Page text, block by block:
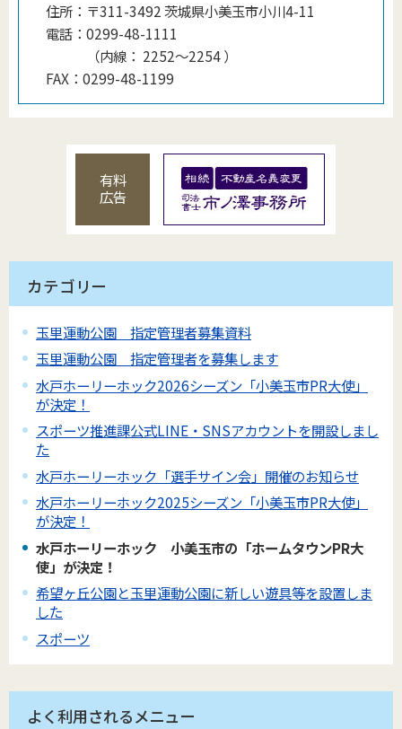
住所： 〒311-3492 茨城県小美玉市小川4-11
電話： 0299-48-1111
（内線 ： 2252～2254）
FAX： 0299-48-1199
有料
広告
カテゴリー
玉里運動公園 指定管理者募集資料
玉里運動公園 指定管理者を募集します
水戸ホーリーホック2026シーズン「小美玉市PR大使」
が決定！
スポーツ推進課公式LINE・SNSアカウントを開設しまし
た
水戸ホーリーホック「選手サイン会」開催のお知らせ
水戸ホーリーホック2025シーズン「小美玉市PR大使」
が決定！
水戸ホーリーホック 小美玉市の「ホームタウンPR大
使」が決定！
希望ヶ丘公園と玉里運動公園に新しい遊具等を設置しま
した
スポーツ
よく利用されるメニュー